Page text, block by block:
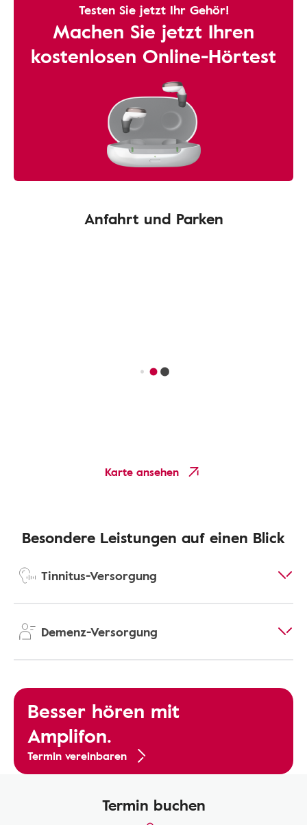
Testen Sie jetzt Ihr Gehör!
Machen Sie jetzt Ihren
kostenlosen Online-Hörtest
Anfahrt und Parken
Karte ansehen
Besondere Leistungen auf einen Blick
Tinnitus-Versorgung
Demenz-Versorgung
Besser hören mit
Amplifon.
Termin vereinbaren
Termin buchen